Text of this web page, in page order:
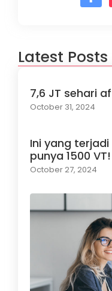
Latest Posts
7,6 JT sehari
October 31, 2024
Ini yang
punya 1500
October 27, 2024